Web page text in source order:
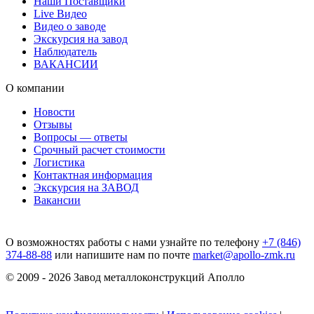
Live Видео
Видео о заводе
Экскурсия на завод
Наблюдатель
ВАКАНСИИ
О компании
Новости
Отзывы
Вопросы — ответы
Срочный расчет стоимости
Логистика
Контактная информация
Экскурсия на ЗАВОД
Вакансии
О возможностях работы с нами узнайте по телефону +7 (846)
374-88-88 или напишите нам по почте market@apollo-zmk.ru
© 2009 - 2026 Завод металлоконструкций Аполло